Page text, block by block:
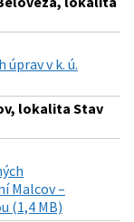
v k. ú.
lokalita Stav
Malcov –
(1,4 MB)